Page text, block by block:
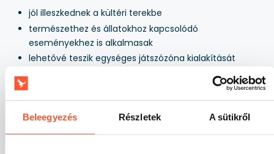
Beleegyezés Részletek A sütikről
jól illeszkednek a kültéri terekbe
természethez és állatokhoz kapcsolódó
eseményekhez is alkalmasak
lehetővé teszik egységes játszózóna kialakítását
könnyen igazíthatók különböző
rendezvényforgatókönyvekhez